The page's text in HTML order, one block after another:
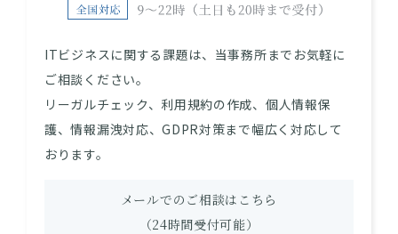
ITビジネスに関する課題は、当事務所までお気軽に
ご相談ください。
リーガルチェック、利用規約の作成、個人情報保
護、情報漏洩対応、GDPR対策まで幅広く対応して
おります。
メールでのご相談はこちら
（24時間受付可能）